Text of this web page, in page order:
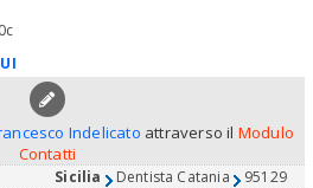
Indelicato attraverso il Modulo
Contatti
Sicilia Dentista Catania 95129